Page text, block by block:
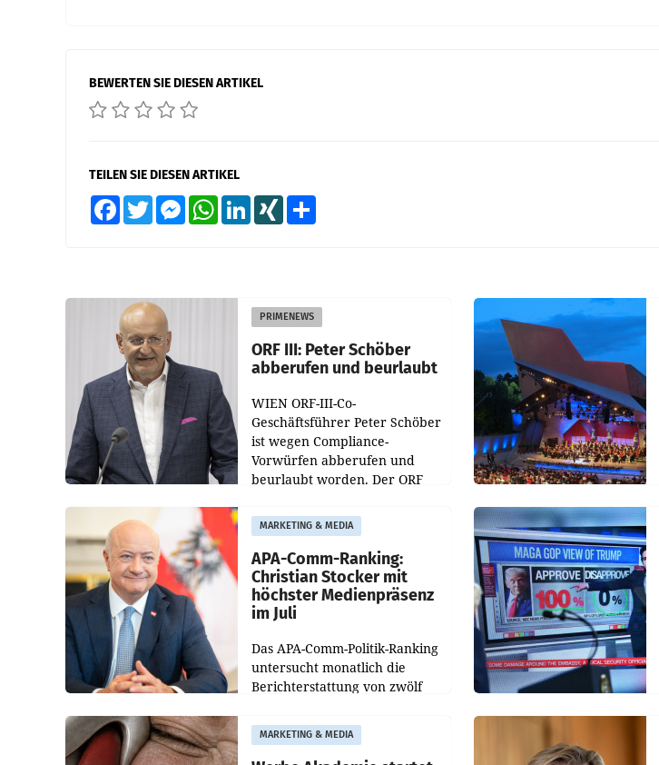
BEWERTEN SIE DIESEN ARTIKEL
TEILEN SIE DIESEN ARTIKEL
FacebookTwitter MessengerWhatsAppLinkedInXING
PRIMENEWS
ORF III: Peter Schöber
abberufen und beurlaubt
WIEN ORF-III-Co-
Geschäftsführer Peter Schöber
ist wegen Compliance-
Vorwürfen abberufen und
beurlaubt worden. Der ORF
entsprechende
Medienberichte.
MARKETING & MEDIA
APA-Comm-Ranking:
Christian Stocker mit
höchster Medienpräsenz
im Juli
Das APA-Comm-Politik-Ranking
untersucht monatlich die
Berichterstattung von zwölf
Tageszeitungen und analysiert,
welche Politikerinnen und
MARKETING & MEDIA